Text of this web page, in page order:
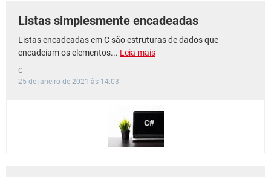
Listas simplesmente encadeadas
Listas encadeadas em C são estruturas de dados que
encadeiam os elementos... Leia mais
C
25 de janeiro de 2021 às 14:03